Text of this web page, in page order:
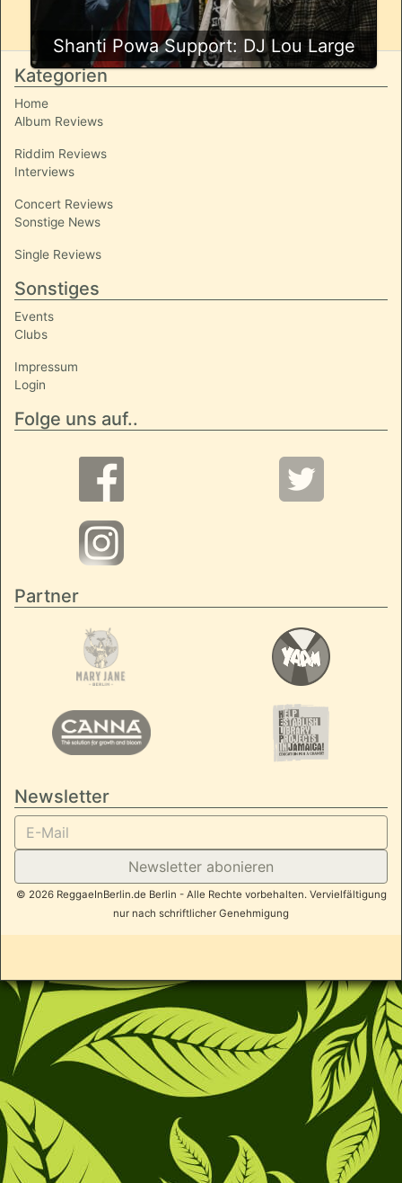
Shanti Powa Support: DJ Lou Large
Kategorien
Home
Album Reviews
Riddim Reviews
Interviews
Concert Reviews
Sonstige News
Single Reviews
Sonstiges
Events
Clubs
Impressum
Login
Folge uns auf..
Partner
Newsletter
Newsletter abonieren
© 2026 ReggaeInBerlin.de Berlin - Alle Rechte vorbehalten. Vervielfältigung
nur nach schriftlicher Genehmigung